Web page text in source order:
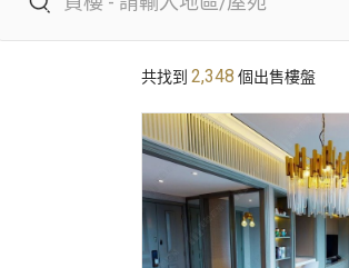
比華利山 駿景園/御龍山
單位特色
共找到 2,348 個出售樓盤